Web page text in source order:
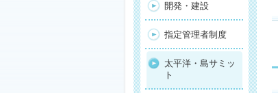
開発・建設
指定管理者制度
太平洋・島サミッ
ト